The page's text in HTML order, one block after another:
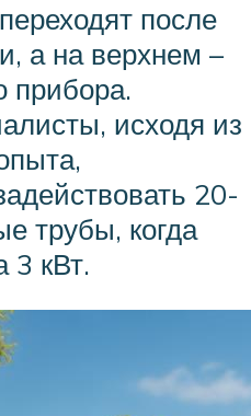
после
а на верхнем –
прибора.
исходя из
20-
трубы, когда
3 кВт.